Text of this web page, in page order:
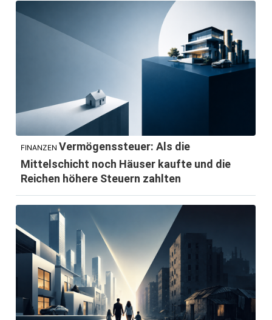
FINANZEN Vermögenssteuer: Als die
Mittelschicht noch Häuser kaufte und die
Reichen höhere Steuern zahlten